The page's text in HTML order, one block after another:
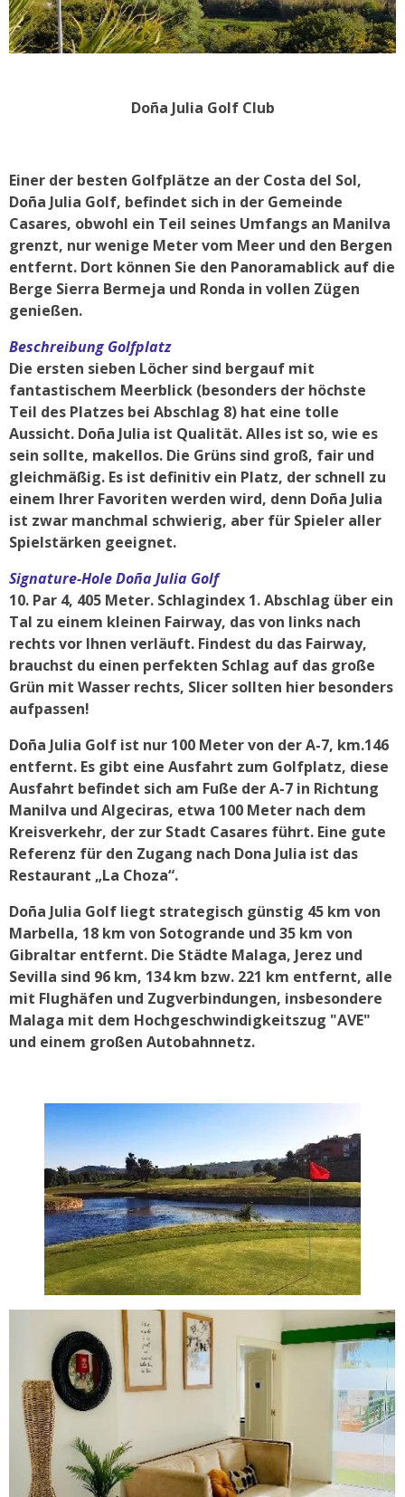
Doña Julia Golf Club
Einer der besten Golfplätze an der Costa del Sol,
Doña Julia Golf, befindet sich in der Gemeinde
Casares, obwohl ein Teil seines Umfangs an Manilva
grenzt, nur wenige Meter vom Meer und den Bergen
entfernt. Dort können Sie den Panoramablick auf die
Berge Sierra Bermeja und Ronda in vollen Zügen
genießen.
Beschreibung Golfplatz
Die ersten sieben Löcher sind bergauf mit
fantastischem Meerblick (besonders der höchste
Teil des Platzes bei Abschlag 8) hat eine tolle
Aussicht. Doña Julia ist Qualität. Alles ist so, wie es
sein sollte, makellos. Die Grüns sind groß, fair und
gleichmäßig. Es ist definitiv ein Platz, der schnell zu
einem Ihrer Favoriten werden wird, denn Doña Julia
ist zwar manchmal schwierig, aber für Spieler aller
Spielstärken geeignet.
Signature-Hole Doña Julia Golf
10. Par 4, 405 Meter. Schlagindex 1. Abschlag über ein
Tal zu einem kleinen Fairway, das von links nach
rechts vor Ihnen verläuft. Findest du das Fairway,
brauchst du einen perfekten Schlag auf das große
Grün mit Wasser rechts, Slicer sollten hier besonders
aufpassen!
Doña Julia Golf ist nur 100 Meter von der A-7, km.146
entfernt. Es gibt eine Ausfahrt zum Golfplatz, diese
Ausfahrt befindet sich am Fuße der A-7 in Richtung
Manilva und Algeciras, etwa 100 Meter nach dem
Kreisverkehr, der zur Stadt Casares führt. Eine gute
Referenz für den Zugang nach Dona Julia ist das
Restaurant „La Choza“.
Doña Julia Golf liegt strategisch günstig 45 km von
Marbella, 18 km von Sotogrande und 35 km von
Gibraltar entfernt. Die Städte Malaga, Jerez und
Sevilla sind 96 km, 134 km bzw. 221 km entfernt, alle
mit Flughäfen und Zugverbindungen, insbesondere
Malaga mit dem Hochgeschwindigkeitszug "AVE"
und einem großen Autobahnnetz.